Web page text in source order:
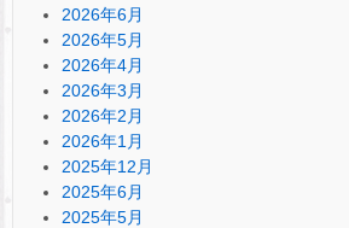
2026年6月
2026年5月
2026年4月
2026年3月
2026年2月
2026年1月
2025年12月
2025年6月
2025年5月